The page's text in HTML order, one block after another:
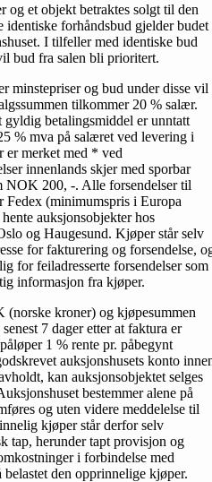
og et objekt betraktes solgt til den
identiske forhåndsbud gjelder budet
I tilfeller med identiske bud
bud fra salen bli prioritert.
minstepriser og bud under disse vil
tilkommer 20 % salær.
betalingsmiddel er unntatt
% mva på salæret ved levering i
merket med * ved
innenlands skjer med sporbar
NOK 200, -. Alle forsendelser til
Fedex (minimumspris i Europa
auksjonsobjekter hos
og Haugesund. Kjøper står selv
for fakturering og forsendelse,
for feiladresserte forsendelser som
informasjon fra kjøper.
kroner) og kjøpesummen
7 dager etter at faktura er
1 % rente pr. påbegynt
auksjonshusets konto
kan auksjonsobjektet selges
bestemmer alene på
og uten videre meddelelse til
kjøper står derfor selv
tap, herunder tapt provisjon og
i forbindelse med
den opprinnelige kjøper.